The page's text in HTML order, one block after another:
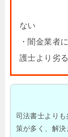
ない
・闇金業者
護士より劣る
司法書士より
策が多く、解決